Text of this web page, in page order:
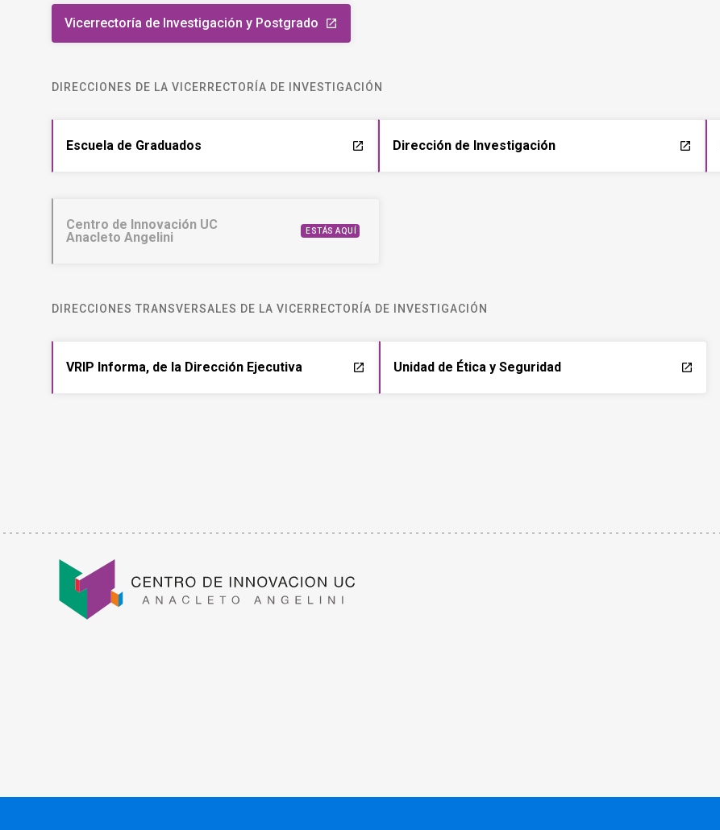
Vicerrectoría de Investigación y Postgrado launch
DIRECCIONES DE LA VICERRECTORÍA DE INVESTIGACIÓN
Escuela de Graduados launch Dirección de Investigación launch
Centro de Innovación UC
Anacleto Angelini
ESTÁS AQUÍ
DIRECCIONES TRANSVERSALES DE LA VICERRECTORÍA DE INVESTIGACIÓN
VRIP Informa, de la Dirección Ejecutiva launch Unidad de Ética y Seguridad launch